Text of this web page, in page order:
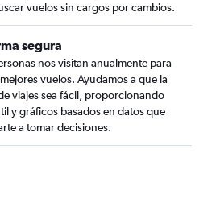
vuelos sin cargos por cambios.
segura
nos visitan anualmente para
vuelos. Ayudamos a que la
viajes sea fácil, proporcionando
y gráficos basados en datos que
a tomar decisiones.